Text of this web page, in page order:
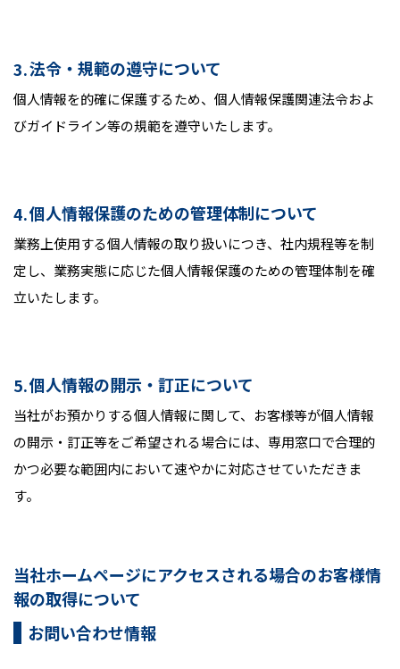
法令・規範の遵守について
個人情報を的確に保護するため、個人情報保護関連法令およ
びガイドライン等の規範を遵守いたします。
個人情報保護のための管理体制について
業務上使用する個人情報の取り扱いにつき、社内規程等を制
定し、業務実態に応じた個人情報保護のための管理体制を確
立いたします。
個人情報の開示・訂正について
当社がお預かりする個人情報に関して、お客様等が個人情報
の開示・訂正等をご希望される場合には、専用窓口で合理的
かつ必要な範囲内において速やかに対応させていただきま
す。
当社ホームページにアクセスされる場合のお客様情
報の取得について
お問い合わせ情報